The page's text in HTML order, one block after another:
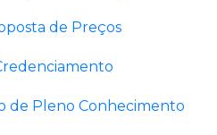
de Preços
de Pleno Conhecimento